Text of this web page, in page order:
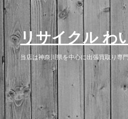
リサイクル わ
当店は神奈川県を中心に出張買取り専